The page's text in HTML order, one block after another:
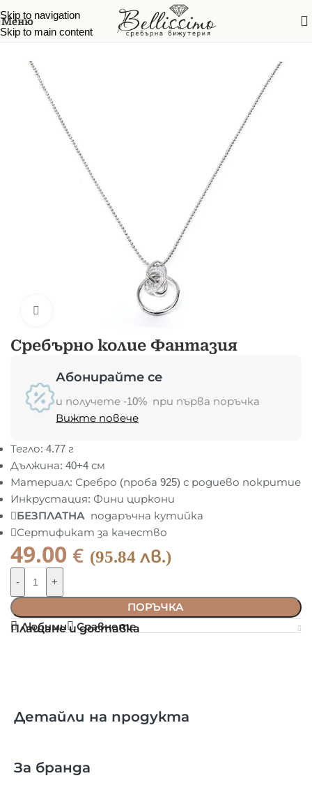
Skip to navigation
Skip to main content
Меню
Начало/ Колиета
Сребърно колие Фантазия
Абонирайте се
и получете -10% при първа поръчка
Вижте повече
Тегло: 4.77 г
Дължина: 40+4 см
Материал: Сребро (проба 925) с родиево покритие
Инкрустация: Фини циркони
БЕЗПЛАТНА подаръчна кутийка
Сертификат за качество
49.00 € (95.84 лв.)
- +
ПОРЪЧКА
Любими
Сравнете
Плащане и доставка
Детайли на продукта
За бранда